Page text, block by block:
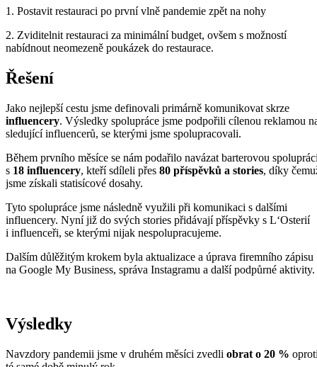
1. Postavit restauraci po první vlně pandemie zpět na nohy
2. Zviditelnit restauraci za minimální budget, ovšem s možností
nabídnout neomezeně poukázek do restaurace.
Řešení
Jako nejlepší cestu jsme definovali primárně komunikovat skrze
influencery. Výsledky spolupráce jsme podpořili cílenou reklamou
sledující influencerů, se kterými jsme spolupracovali.
Během prvního měsíce se nám podařilo navázat barterovou
s 18 influencery, kteří sdíleli přes 80 příspěvků a stories, díky
jsme získali statisícové dosahy.
Tyto spolupráce jsme následně využili při komunikaci s dalšími
influencery. Nyní již do svých stories přidávají příspěvky s L‘Osterií
i influenceři, se kterými nijak nespolupracujeme.
Dalším důlěžitým krokem byla aktualizace a úprava firemního zápisu
na Google My Business, správa Instagramu a další podpůrné aktivity.
Výsledky
Navzdory pandemii jsme v druhém měsíci zvedli obrat o 20 %